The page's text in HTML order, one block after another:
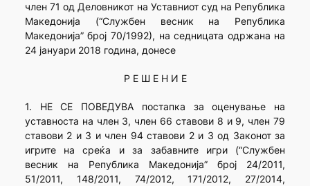
член 71 од Деловникот на Уставниот суд на Република
Македонија (“Службен весник на Република
Македонија” број 70/1992), на седницата одржана на
24 јануари 2018 година, донесе
Р Е Ш Е Н И Е
1. НЕ СЕ ПОВЕДУВА постапка за оценување на
уставноста на член 3, член 66 ставови 8 и 9, член 79
ставови 2 и 3 и член 94 ставови 2 и 3 од Законот за
игрите на среќа и за забавните игри (“Службен
весник на Република Македонија” број 24/2011,
51/2011, 148/2011, 74/2012, 171/2012, 27/2014,